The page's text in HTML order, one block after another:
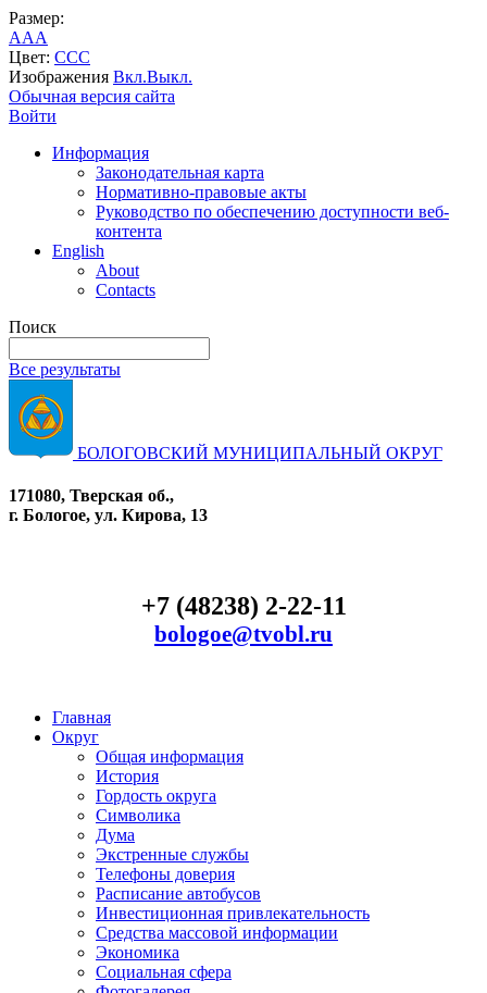
Размер:
AAA
Цвет: CCC
Изображения Вкл.Выкл.
Обычная версия сайта
Войти
Информация
Законодательная карта
Нормативно-правовые акты
Руководство по обеспечению доступности веб-
контента
English
About
Contacts
Поиск
Все результаты
БОЛОГОВСКИЙ МУНИЦИПАЛЬНЫЙ ОКРУГ
171080, Тверская об.,
г. Бологое, ул. Кирова, 13
+7 (48238) 2-22-11
bologoe@tvobl.ru
Главная
Округ
Общая информация
История
Гордость округа
Символика
Дума
Экстренные службы
Телефоны доверия
Расписание автобусов
Инвестиционная привлекательность
Средства массовой информации
Экономика
Социальная сфера